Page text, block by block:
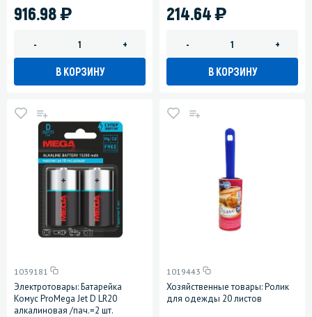
916.98)
- +
В КОРЗИНУ
214.64)
- +
В КОРЗИНУ
1039181
Электротовары: Батарейка
Комус ProMega Jet D LR20
алкалиновая /пач.=2 шт.
1019443
Хозяйственные товары: Ролик
для одежды 20 листов